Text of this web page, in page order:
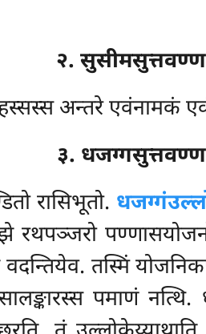
२.
अन्तरे एवंनामकं
३.
रासिभूतो. धजग्गं
रथपञ्जरो
वदन्तियेव. तस्मिं
पमाणं नत्थि.